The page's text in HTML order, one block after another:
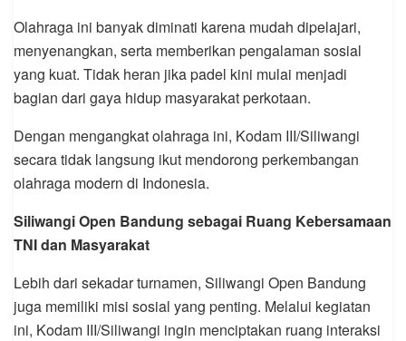
Olahraga ini banyak diminati karena mudah dipelajari,
menyenangkan, serta memberikan pengalaman sosial
yang kuat. Tidak heran jika padel kini mulai menjadi
bagian dari gaya hidup masyarakat perkotaan.
Dengan mengangkat olahraga ini, Kodam III/Siliwangi
secara tidak langsung ikut mendorong perkembangan
olahraga modern di Indonesia.
Siliwangi Open Bandung sebagai Ruang Kebersamaan
TNI dan Masyarakat
Lebih dari sekadar turnamen, Siliwangi Open Bandung
juga memiliki misi sosial yang penting. Melalui kegiatan
ini, Kodam III/Siliwangi ingin menciptakan ruang interaksi